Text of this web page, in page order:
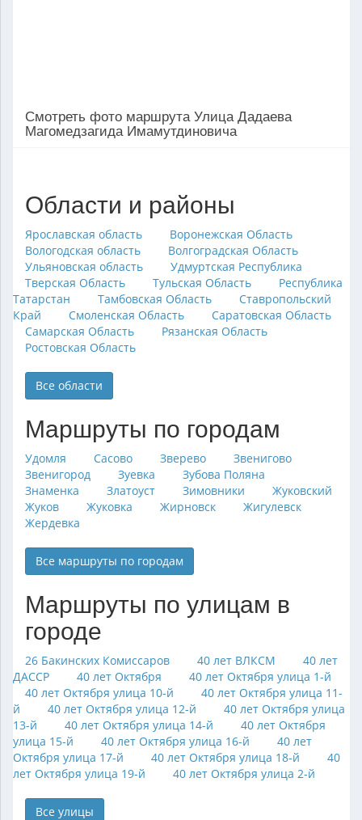
Смотреть фото маршрута Улица Дадаева
Магомедзагида Имамутдиновича
Области и районы
Ярославская область
Воронежская Область
Вологодская область
Волгоградская Область
Ульяновская область
Удмуртская Республика
Тверская Область
Тульская Область
Республика
Татарстан
Тамбовская Область
Ставропольский
Край
Смоленская Область
Саратовская Область
Самарская Область
Рязанская Область
Ростовская Область
Все области
Маршруты по городам
Удомля Сасово Зверево
Звенигово
Звенигород
Зуевка
Зубова Поляна
Знаменка
Златоуст Зимовники
Жуковский
Жуков
Жуковка Жирновск
Жигулевск
Жердевка
Все маршруты по городам
Маршруты по улицам в
городе
26 Бакинских Комиссаров 40 лет ВЛКСМ
40 лет
ДАССР
40 лет Октября
40 лет Октября улица 1-й
40 лет Октября улица 10-й
40 лет Октября улица 11-
й
40 лет Октября улица 12-й
40 лет Октября улица
13-й
40 лет Октября улица 14-й
40 лет Октября
улица 15-й
40 лет Октября улица 16-й
40 лет
Октября улица 17-й
40 лет Октября улица 18-й
40
лет Октября улица 19-й
40 лет Октября улица 2-й
Все улицы